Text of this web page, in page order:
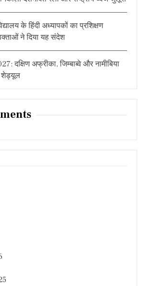
के हिंदी अध्यापकों का प्रशिक्षण
ने दिया यह संदेश
दक्षिण अफ्रीका, जिम्बाब्वे और नामीबिया
शेड्यूल